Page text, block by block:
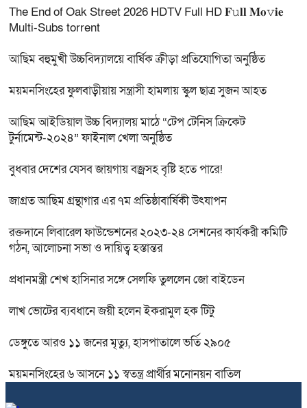
The End of Oak Street 2026 HDTV Full HD 𝐅𝚞𝐥𝐥 𝐌𝐨𝚟𝐢𝐞
Multi-Subs torrent
আছিম বহুমুখী উচ্চবিদ্যালয়ে বার্ষিক ক্রীড়া প্রতিযোগিতা অনুষ্ঠিত
ময়মনসিংহের ফুলবাড়ীয়ায় সন্ত্রাসী হামলায় স্কুল ছাত্র সুজন আহত
আছিম আইডিয়াল উচ্চ বিদ্যালয় মাঠে “টেপ টেনিস ক্রিকেট
টুর্নামেন্ট-২০২৪” ফাইনাল খেলা অনুষ্ঠিত
বুধবার দেশের যেসব জায়গায় বজ্রসহ বৃষ্টি হতে পারে!
জাগ্রত আছিম গ্রন্থাগার এর ৭ম প্রতিষ্ঠাবার্ষিকী উৎযাপন
রক্তদানে লিবারেল ফাউন্ডেশনের ২০২৩-২৪ সেশনের কার্যকরী কমিটি
গঠন, আলোচনা সভা ও দায়িত্ব হস্তান্তর
প্রধানমন্ত্রী শেখ হাসিনার সঙ্গে সেলফি তুললেন জো বাইডেন
লাখ ভোটের ব্যবধানে জয়ী হলেন ইকরামুল হক টিটু
ডেঙ্গুতে আরও ১১ জনের মৃত্যু, হাসপাতালে ভর্তি ২৯০৫
ময়মনসিংহের ৬ আসনে ১১ স্বতন্ত্র প্রার্থীর মনোনয়ন বাতিল